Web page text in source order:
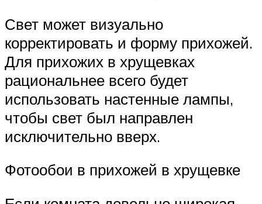
Свет может визуально
корректировать и форму прихожей.
Для прихожих в хрущевках
рациональнее всего будет
использовать настенные лампы,
чтобы свет был направлен
исключительно вверх.
Фотообои в прихожей в хрущевке